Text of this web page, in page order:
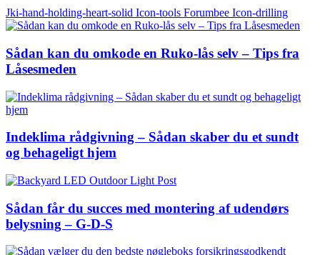
Jki-hand-holding-heart-solid Icon-tools Forumbee Icon-drilling
Sådan kan du omkode en Ruko-lås selv – Tips fra
Låsesmeden
Indeklima rådgivning – Sådan skaber du et sundt
og behageligt hjem
Sådan får du succes med montering af udendørs
belysning – G-D-S